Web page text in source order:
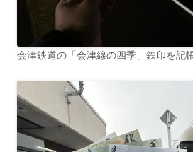
会津鉄道の「会津線の四季」鉄印を記帳